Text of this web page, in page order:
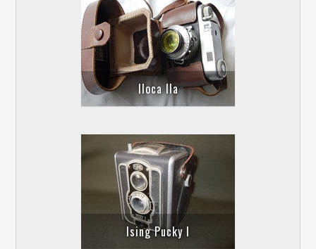
Iloca lla
Ising Pucky I